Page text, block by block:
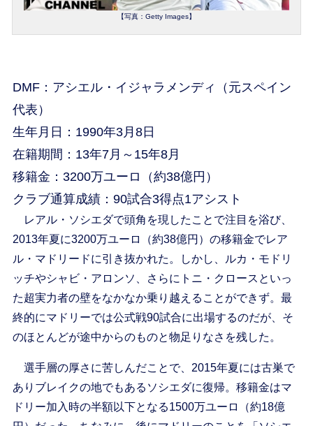
【写真：Getty Images】
DMF：アシエル・イジャラメンディ（元スペイン
代表）
生年月日：1990年3月8日
在籍期間：13年7月～15年8月
移籍金：3200万ユーロ（約38億円）
クラブ通算成績：90試合3得点1アシスト
レアル・ソシエダで頭角を現したことで注目を浴び、
2013年夏に3200万ユーロ（約38億円）の移籍金でレア
ル・マドリードに引き抜かれた。しかし、ルカ・モドリ
ッチやシャビ・アロンソ、さらにトニ・クロースといっ
た超実力者の壁をなかなか乗り越えることができず。最
終的にマドリーでは公式戦90試合に出場するのだが、そ
のほとんどが途中からのものと物足りなさを残した。
選手層の厚さに苦しんだことで、2015年夏には古巣で
ありブレイクの地でもあるソシエダに復帰。移籍金はマ
ドリー加入時の半額以下となる1500万ユーロ（約18億